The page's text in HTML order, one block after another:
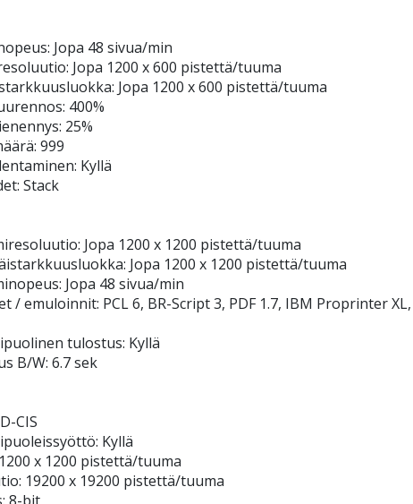
Jopa 48 sivua/min
Jopa 1200 x 600 pistettä/tuuma
Jopa 1200 x 600 pistettä/tuuma
400%
25%
999
Kyllä
Stack
Jopa 1200 x 1200 pistettä/tuuma
Jopa 1200 x 1200 pistettä/tuuma
Jopa 48 sivua/min
/ emuloinnit: PCL 6, BR-Script 3, PDF 1.7, IBM Proprinter XL,
tulostus: Kyllä
B/W: 6.7 sek
CIS
Kyllä
x 1200 pistettä/tuuma
19200 x 19200 pistettä/tuuma